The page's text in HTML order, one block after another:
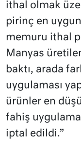
ithal olmak
pirinç en uygun
memuru ithal
Manyas
baktı, arada
uygulaması
ürünler en
fahiş
iptal edildi.”